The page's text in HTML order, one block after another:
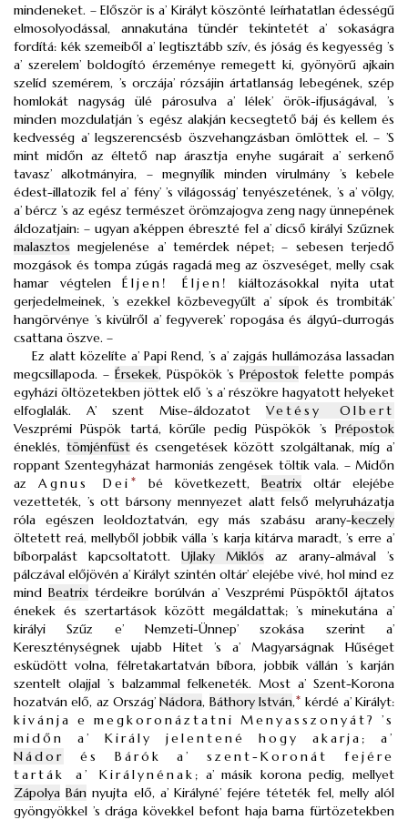
mindeneket. – Először is a’ Királyt köszönté leírhatatlan édességű
elmosolyodással, annakutána tündér tekintetét a’ sokaságra
fordítá: kék szemeiből a’ legtisztább szív, és jóság és kegyesség ’s
a’ szerelem’ boldogító érzeménye remegett ki, gyönyörű ajkain
szelíd szemérem, ’s orczája’ rózsájin ártatlanság lebegének, szép
homlokát nagyság ülé párosulva a’ lélek’ örök-ifjuságával, ’s
minden mozdulatján ’s egész alakján kecsegtető báj és kellem és
kedvesség a’ legszerencsésb öszvehangzásban ömlöttek el. – ’S
mint midőn az éltető nap árasztja enyhe sugárait a’ serkenő
tavasz’ alkotmányira, – megnyílik minden virulmány ’s kebele
édest-illatozik fel a’ fény’ ’s világosság’ tenyészetének, ’s a’ völgy,
a’ bércz ’s az egész természet örömzajogva zeng nagy ünnepének
áldozatjain: – ugyan a’képpen ébreszté fel a’ dicső királyi Szűznek
malasztos megjelenése a’ temérdek népet; – sebesen terjedő
mozgások és tompa zúgás ragadá meg az öszveséget, melly csak
hamar végtelen Éljen! Éljen!
kiáltozásokkal nyita utat
gerjedelmeinek, ’s ezekkel közbevegyűlt a’ sípok és trombiták’
hangörvénye ’s kivülről a’ fegyverek’ ropogása és álgyú-durrogás
csattana öszve. –
Ez alatt közelíte a’ Papi Rend, ’s a’ zajgás hullámozása lassadan
megcsillapoda. – Érsekek, Püspökök ’sPrépostok felette pompás
egyházi öltözetekben jöttek elő ’s a’ részökre hagyatott helyeket
elfoglalák. A’ szent Mise-áldozatot Vetésy Olbert
Veszprémi Püspök tartá, körűle pedig Püspökök ’s Prépostok
éneklés, tömjénfüstés csengetések között szolgáltanak, míg a’
roppant Szentegyházat harmoniás zengések töltik vala. – Midőn
az Agnus Dei * bé következett, Beatrix oltár elejébe
vezetteték, ’s ott bársony mennyezet alatt felső melyruházatja
róla egészen leoldoztatván, egy más szabásu arany-keczely
öltetett reá, mellyből jobbik válla ’s karja kitárva maradt, ’s erre a’
bíborpalást kapcsoltatott. Ujlaky Miklós az arany-almával ’s
pálczával előjövén a’ Királyt szintén oltár’ elejébe vivé, hol mind ez
mind Beatrix térdeikre borúlván a’ Veszprémi Püspöktől ájtatos
énekek és szertartások között megáldattak; ’s minekutána a’
királyi Szűz e’ Nemzeti-Ünnep’ szokása szerint a’
Kereszténységnek ujabb Hitet ’s a’ Magyarságnak Hűséget
esküdött volna, félretakartatván bíbora, jobbik vállán ’s karján
szentelt olajjal ’s balzammal felkeneték. Most a’ Szent-Korona
hozatván elő, az Ország’Nádora, Báthory István,* kérdé a’ Királyt:
kivánja e megkoronáztatni Menyasszonyát? ’s
midőn a’ Király jelentené hogy akarja; a’
Nádor
és Bárók a’ szent-Koronát fejére
tarták a’ Királynénak ; a’ másik korona pedig, mellyet
Zápolya Bán nyujta elő, a’ Királyné’ fejére téteték fel, melly alól
gyöngyökkel ’s drága kövekkel befont haja barna fürtözetekben